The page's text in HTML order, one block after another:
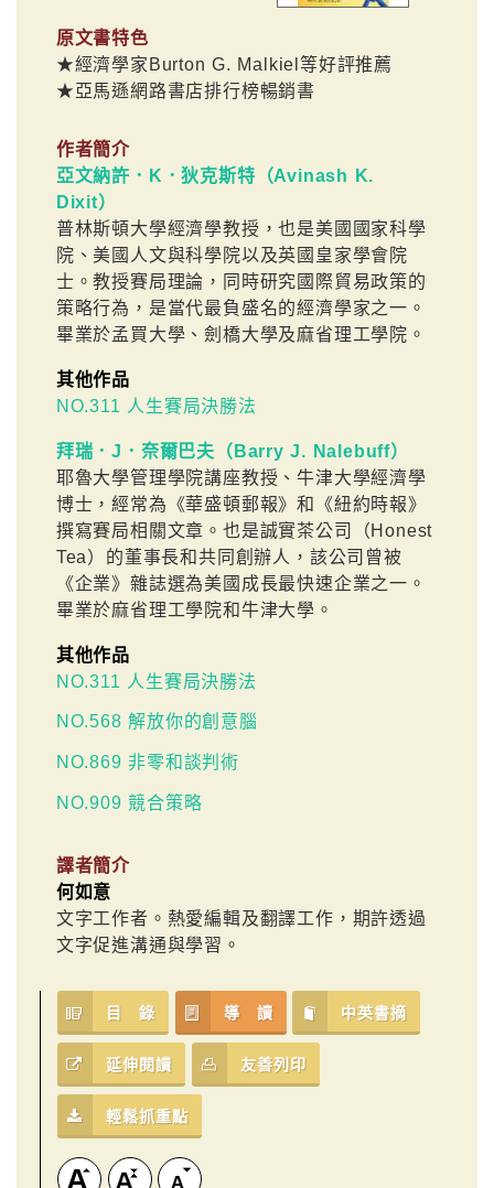
原文書特色
★經濟學家Burton G. Malkiel等好評推薦
★亞馬遜網路書店排行榜暢銷書
作者簡介
亞文納許．K．狄克斯特（Avinash K.
Dixit）
普林斯頓大學經濟學教授，也是美國國家科學
院、美國人文與科學院以及英國皇家學會院
士。教授賽局理論，同時研究國際貿易政策的
策略行為，是當代最負盛名的經濟學家之一。
畢業於孟買大學、劍橋大學及麻省理工學院。
其他作品
NO.311 人生賽局決勝法
拜瑞．J．奈爾巴夫（Barry J. Nalebuff）
耶魯大學管理學院講座教授、牛津大學經濟學
博士，經常為《華盛頓郵報》和《紐約時報》
撰寫賽局相關文章。也是誠實茶公司（Honest
Tea）的董事長和共同創辦人，該公司曾被
《企業》雜誌選為美國成長最快速企業之一。
畢業於麻省理工學院和牛津大學。
其他作品
NO.311 人生賽局決勝法
NO.568 解放你的創意腦
NO.869 非零和談判術
NO.909 競合策略
譯者簡介
何如意
文字工作者。熱愛編輯及翻譯工作，期許透過
文字促進溝通與學習。
目 錄 導 讀 中英書摘
延伸閱讀 友善列印
輕鬆抓重點